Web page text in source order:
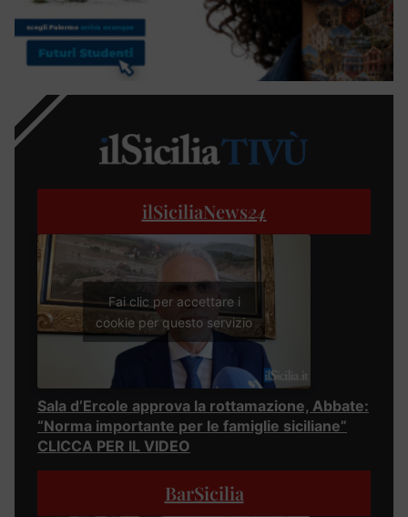
ilSiciliaNews24
Fai clic per accettare i
cookie per questo servizio
Sala d’Ercole approva la rottamazione, Abbate:
“Norma importante per le famiglie siciliane”
CLICCA PER IL VIDEO
BarSicilia